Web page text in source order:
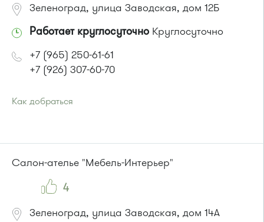
Зеленоград, улица Заводская, дом 12Б
Работает круглосуточно Круглосуточно
+7 (965) 250-61-61
+7 (926) 307-60-70
Как добраться
Маршрутки: 460м, 707м, Ашан-1, Ашан-2
или до остановки"Улицу Летчицы Тарасовой"
Салон-ателье "Мебель-Интерьер"
4
Зеленоград, улица Заводская, дом 14А